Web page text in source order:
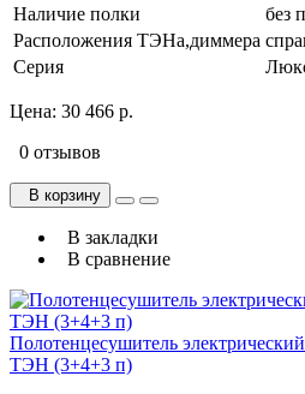
Наличие полки
без
Расположения ТЭНа,диммера
Серия
Цена: 30 466 р.
0 отзывов
В корзину
В закладки
В сравнение
Полотенцесушитель
ТЭН (3+4+3 п)